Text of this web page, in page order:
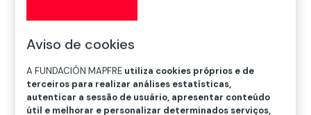
A B C D
H
I J K L M N
Ñ
O
P Q R S T
U
Aviso de cookies
A FUNDACIÓN MAPFRE utiliza cookies próprios e de
terceiros para realizar análises estatísticas,
autenticar a sessão de usuário, apresentar conteúdo
útil e melhorar e personalizar determinados serviços,